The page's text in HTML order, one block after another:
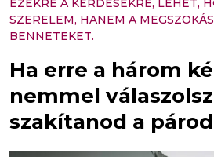
EZEKRE A KÉRDÉSEKRE, LEHET,
SZERELEM, HANEM A
BENNETEKET.
Ha erre a három
nemmel
szakítanod a